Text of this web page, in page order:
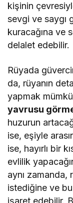
kişinin
sevgi ve saygı
kuracağına ve
delalet edebilir.
Rüyada
da, rüyanın
yapmak
yavrusu
huzurun
ise, eşiyle
ise, hayırlı bir
evlilik
aynı
istediğine ve
işaret edebilir.